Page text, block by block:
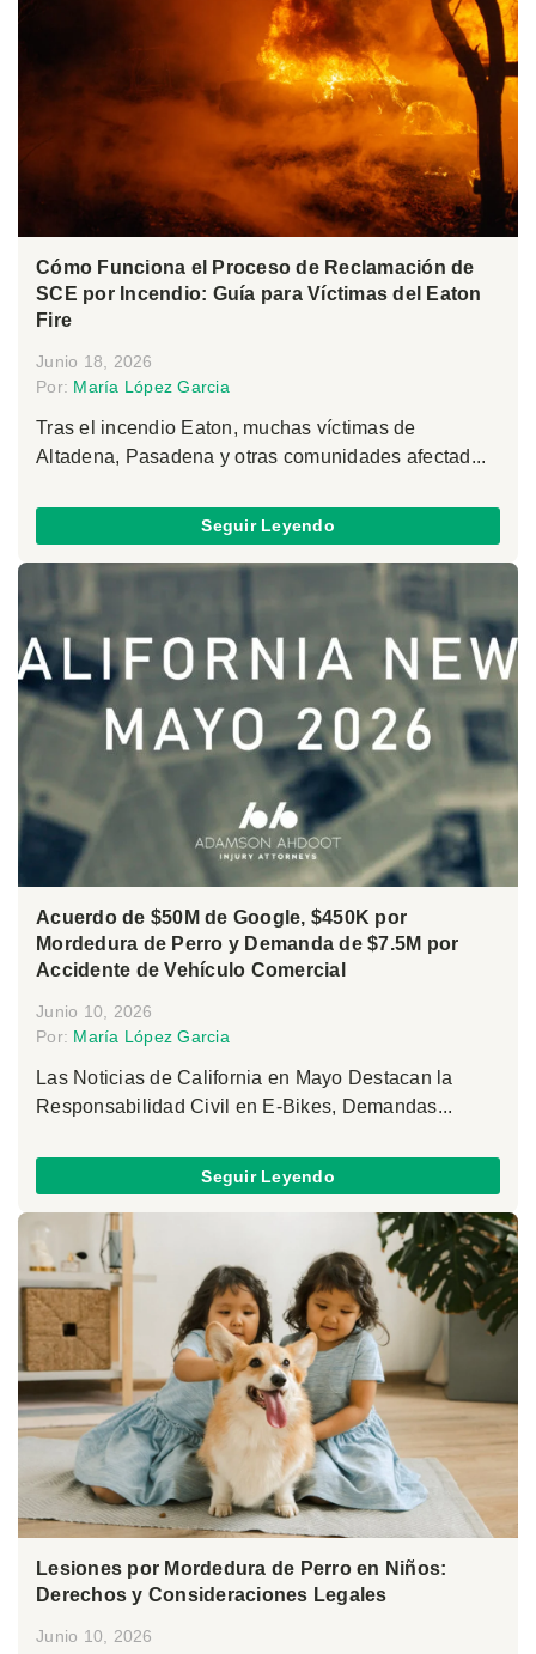
Cómo Funciona el Proceso de Reclamación de
SCE por Incendio: Guía para Víctimas del Eaton
Fire
Junio 18, 2026
Por: María López Garcia
Tras el incendio Eaton, muchas víctimas de
Altadena, Pasadena y otras comunidades afectad...
Seguir Leyendo
Acuerdo de $50M de Google, $450K por
Mordedura de Perro y Demanda de $7.5M por
Accidente de Vehículo Comercial
Junio 10, 2026
Por: María López Garcia
Las Noticias de California en Mayo Destacan la
Responsabilidad Civil en E-Bikes, Demandas...
Seguir Leyendo
Lesiones por Mordedura de Perro en Niños:
Derechos y Consideraciones Legales
Junio 10, 2026